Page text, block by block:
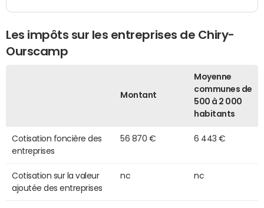
Les impôts sur les entreprises de Chiry-
Ourscamp
Montant
Moyenne
communes de
500 à 2 000
habitants
Cotisation foncière des
entreprises
56 870 € 6 443 €
Cotisation sur la valeur
ajoutée des entreprises
nc nc